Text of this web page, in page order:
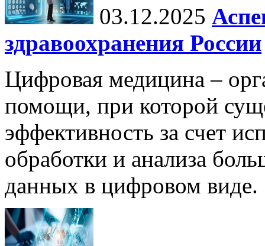
03.12.2025
здравоохранения России
Цифровая медицина –
помощи, при которой
эффективность за счет
обработки и анализа
данных в цифровом виде.